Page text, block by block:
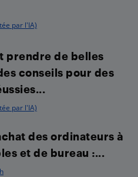
par l'IA)
prendre de belles
conseils pour des
par l'IA)
des ordinateurs à
et de bureau :...